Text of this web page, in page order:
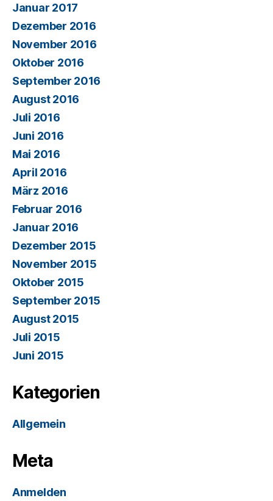
Januar 2017
Dezember 2016
November 2016
Oktober 2016
September 2016
August 2016
Juli 2016
Juni 2016
Mai 2016
April 2016
März 2016
Februar 2016
Januar 2016
Dezember 2015
November 2015
Oktober 2015
September 2015
August 2015
Juli 2015
Juni 2015
Kategorien
Allgemein
Meta
Anmelden